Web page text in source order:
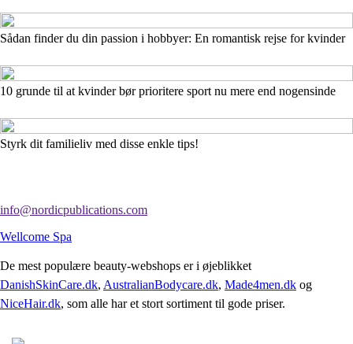
Sådan finder du din passion i hobbyer: En romantisk rejse for kvinder
10 grunde til at kvinder bør prioritere sport nu mere end nogensinde
Styrk dit familieliv med disse enkle tips!
info@nordicpublications.com
Wellcome Spa
De mest populære beauty-webshops er i øjeblikket
DanishSkinCare.dk, AustralianBodycare.dk, Made4men.dk og
NiceHair.dk, som alle har et stort sortiment til gode priser.